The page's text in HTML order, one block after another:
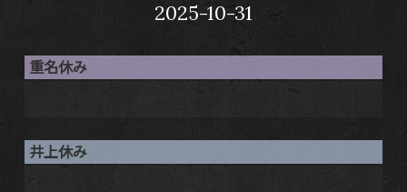
2025-10-31
重名休み
井上休み
o